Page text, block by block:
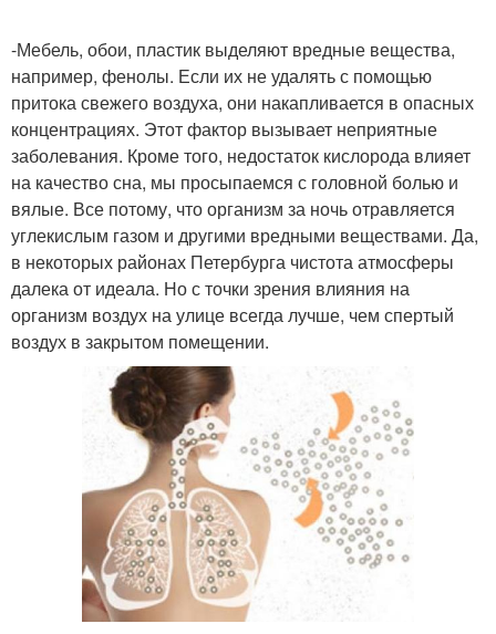
-Мебель, обои, пластик выделяют вредные вещества,
например, фенолы. Если их не удалять с помощью
притока свежего воздуха, они накапливается в опасных
концентрациях. Этот фактор вызывает неприятные
заболевания. Кроме того, недостаток кислорода влияет
на качество сна, мы просыпаемся с головной болью и
вялые. Все потому, что организм за ночь отравляется
углекислым газом и другими вредными веществами. Да,
в некоторых районах Петербурга чистота атмосферы
далека от идеала. Но с точки зрения влияния на
организм воздух на улице всегда лучше, чем спертый
воздух в закрытом помещении.